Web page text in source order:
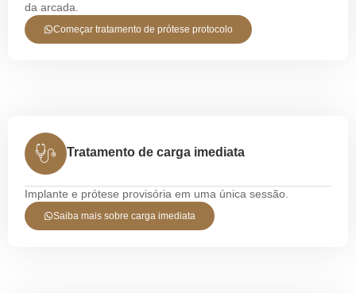
da arcada.
Começar tratamento de prótese protocolo
Tratamento de carga imediata
Implante e prótese provisória em uma única sessão.
Saiba mais sobre carga imediata